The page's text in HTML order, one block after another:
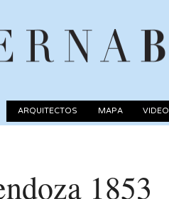
ARQUITECTOS MAPA
1853